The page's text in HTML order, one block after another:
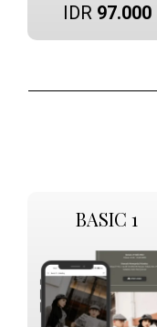
IDR 97.000
BASIC 1